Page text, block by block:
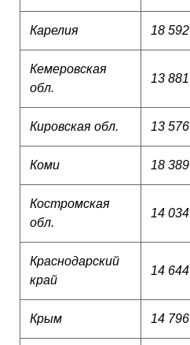
Карелия 18 592
Кемеровская
обл.
13 881
Кировская обл. 13 576
Коми 18 389
Костромская
обл.
14 034
Краснодарский
край
14 644
Крым 14 796